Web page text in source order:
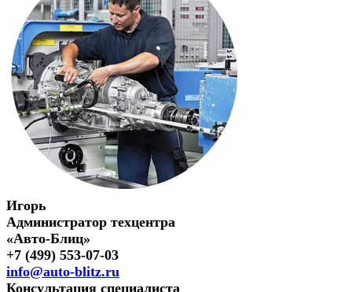
Игорь
Администратор техцентра
«Авто-Блиц»
+7 (499) 553-07-03
info@auto-blitz.ru
Консультация специалиста